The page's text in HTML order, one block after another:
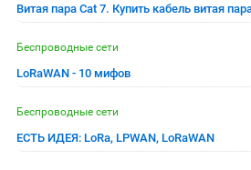
Витая пара Cat 7. Купить кабель витая
Беспроводные сети
LoRaWAN - 10 мифов
Беспроводные сети
ЕСТЬ ИДЕЯ: LoRa, LPWAN, LoRaWAN